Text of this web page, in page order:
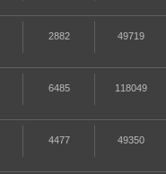
2882 49719
6485 118049
4477 49350